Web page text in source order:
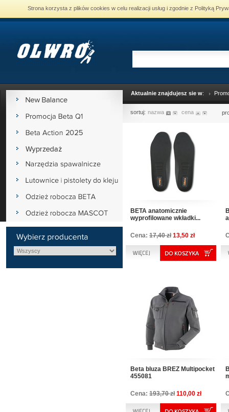
Strona korzysta z plików cookies w celu realizacji usług i zgodnie z Polityką
Aktualnie znajdujesz sie w:
sortuj: nazwa cena
BETA anatomicznie
wyprofilowane wkładki...
Cena: 17,40 zł 13,50 zł
Beta bluza BREZ Multipocket
455081
Cena: 193,70 zł 110,00 zł